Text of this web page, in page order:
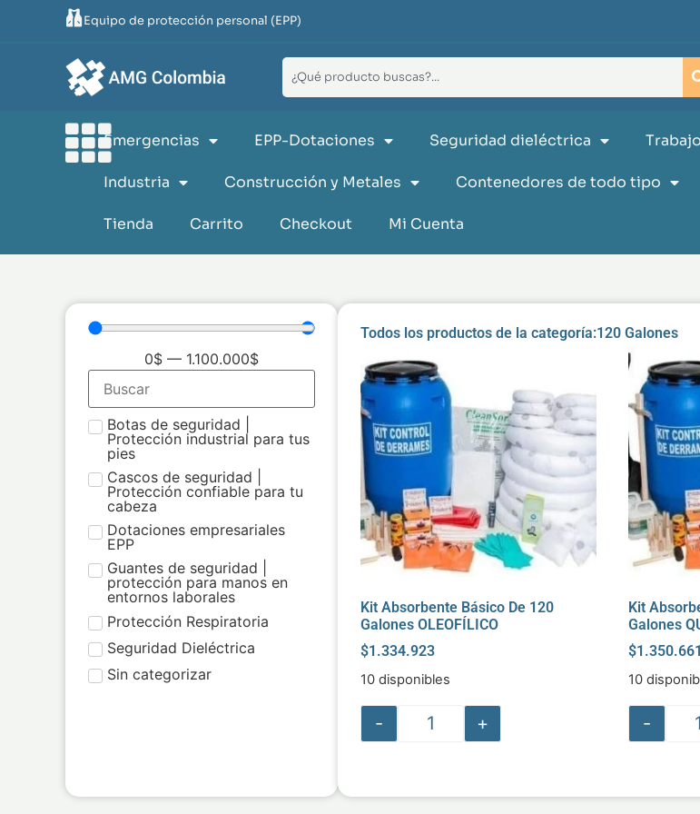
Equipo de protección personal (EPP)
Emergencias EPP-Dotaciones Seguridad dieléctrica
Industria Construcción y Metales Contenedores de todo tipo
Tienda Carrito Checkout Mi Cuenta
0$ — 1.100.000$
Botas de seguridad |
Protección industrial para tus
pies
Cascos de seguridad |
Protección confiable para tu
cabeza
Dotaciones empresariales
EPP
Guantes de seguridad |
protección para manos en
entornos laborales
Protección Respiratoria
Seguridad Dieléctrica
Sin categorizar
Todos los productos de la categoría:120 Galones
Kit Absorbente Básico De 120
Galones OLEOFÍLICO
$1.334.923
10 disponibles
- +
Kit
Galones
$1.350.661
10
-